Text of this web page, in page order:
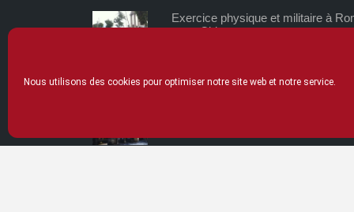
Nous utilisons des cookies pour optimiser notre site web et notre service.
Exercice physique et militaire à
et en Chine